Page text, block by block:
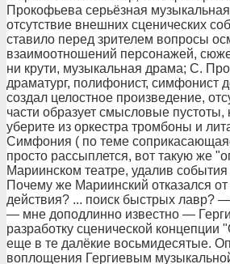
Прокофьева серьёзная
отсутствие внешних сценических
ставило перед зрителем вопросы
взаимоотношений персонажей,
ни крути, музыкальная драма; С.
драматург, полифонист, симфонист
создал целостное произведение,
части образует смысловые пустоты,
уберите из оркестра тромбоны и
Симфония ( по теме
просто рассыплется, вот такую же
Мариинском театре, удалив
Почему же Мариинский отказался от
действия? ... поиск быстрых лавр?
— мне доподлинно известно —
разработку сценической концепции
еще в те далёкие восьмидесятые.
воплощения Гергиевым